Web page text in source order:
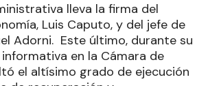
lleva la firma del
Luis Caputo, y del jefe de
Adorni. Este último, durante su
en la Cámara de
el altísimo grado de ejecución